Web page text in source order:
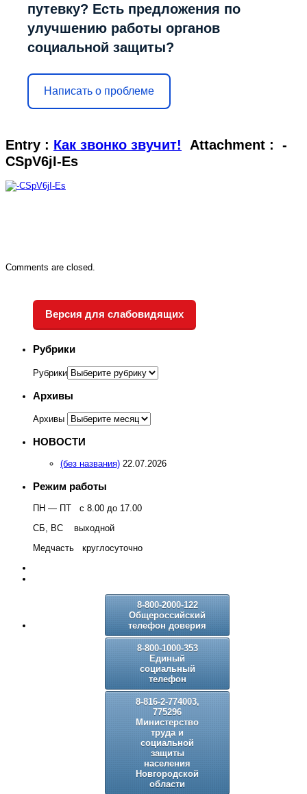
путевку? Есть предложения по
улучшению работы органов
социальной защиты?
Написать о проблеме
Entry : Как звонко звучит! Attachment :
-
CSpV6jI-Es
Comments are closed.
Версия для слабовидящих
Рубрики
Рубрики
Архивы
Архивы
НОВОСТИ
(без названия) 22.07.2026
Режим работы
ПН — ПТ с 8.00 до 17.00
СБ, ВС выходной
Медчасть круглосуточно
8-800-2000-122
Общероссийский
телефон доверия
8-800-1000-353
Единый
социальный
телефон
8-816-2-774003,
775296
Министерство
труда и
социальной
защиты
населения
Новгородской
области